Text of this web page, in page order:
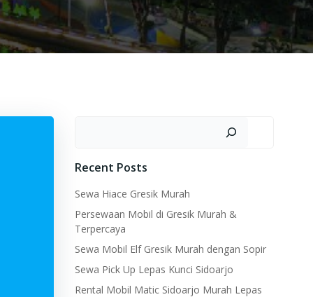
Recent Posts
Sewa Hiace Gresik Murah
Persewaan Mobil di Gresik Murah &
Terpercaya
Sewa Mobil Elf Gresik Murah dengan Sopir
Sewa Pick Up Lepas Kunci Sidoarjo
Rental Mobil Matic Sidoarjo Murah Lepas